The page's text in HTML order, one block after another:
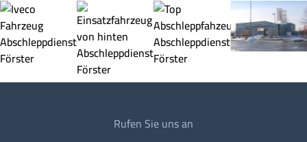
Rufen Sie uns an